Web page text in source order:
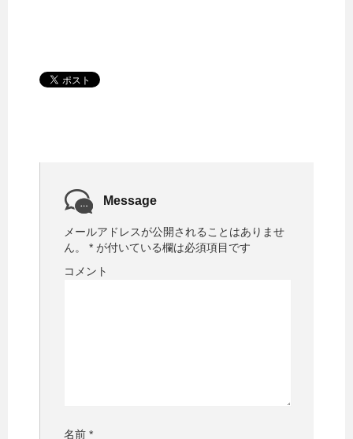
Message
メールアドレスが公開されることはありませ
ん。
* が付いている欄は必須項目です
コメント
名前 *